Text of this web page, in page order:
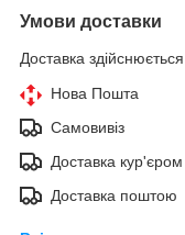
Умови доставки
Доставка
Нова Пошта
Самовивіз
Доставка кур'єром
Доставка поштою